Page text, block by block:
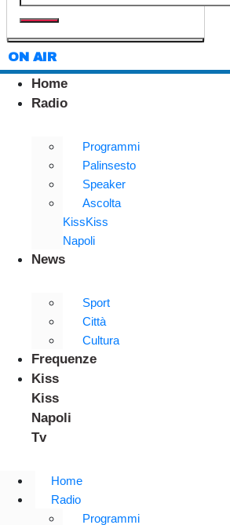
ON AIR
Home
Radio
Programmi
Palinsesto
Speaker
Ascolta
KissKiss
Napoli
News
Sport
Città
Cultura
Frequenze
Kiss
Kiss
Napoli
Tv
Home
Radio
Programmi